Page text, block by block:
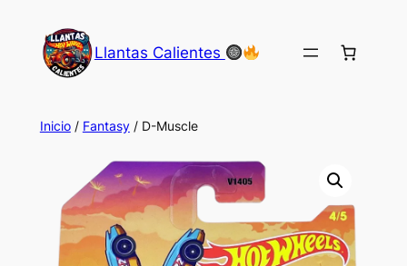
contenido
Llantas Calientes
Inicio/ Fantasy/ D-Muscle